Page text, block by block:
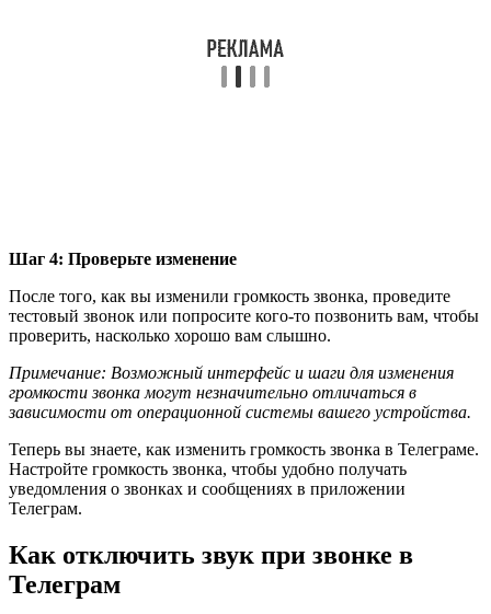
Шаг 4: Проверьте изменение
После того, как вы изменили громкость звонка, проведите
тестовый звонок или попросите кого-то позвонить вам, чтобы
проверить, насколько хорошо вам слышно.
Примечание: Возможный интерфейс и шаги для изменения
громкости звонка могут незначительно отличаться в
зависимости от операционной системы вашего устройства.
Теперь вы знаете, как изменить громкость звонка в Телеграме.
Настройте громкость звонка, чтобы удобно получать
уведомления о звонках и сообщениях в приложении
Телеграм.
Как отключить звук при звонке в
Телеграм